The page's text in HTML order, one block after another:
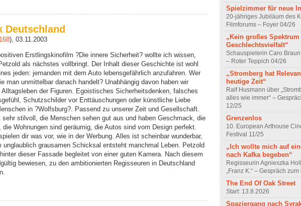
Deutschland
168), 03.11.2003
Erstlingskinofilm ?Die innere Sicherheit? wollte ich wissen,
als nächstes vollbringt. Der Inhalt dieser Geschichte ist wohl
jeden: jemanden mit dem Auto lebensgefährlich anzufahren. Wer
man unmittelbar danach handelt? Unabhängig davon haben wir
der Figuren. Egoistisches Sicherheitsdenken, falsches
Schutzschilder vor Enttäuschungen oder künstliche Liebe
in ?Wolfsburg?. Passend zu unserer Zeit und Gesellschaft.
sehr stilvoll, die Menschen sehen gut aus und haben Geschmack, die
die Wohnungen sind geräumig, die Autos sind vom Design perfekt.
dir was vor, wie in der Werbung. Alles ist scheinbar wunderbar,
unglaublich grausamen Schicksal entsteht manchmal Leben. Petzold
dieser Fassade begleitet von einer guten Kamera. Nach diesem
bewiesen, zu den ambitionierten Regisseuren in Deutschland
Spielzimmer für neue
20-jähriges Jubiläum des
Filmforums – Foyer 04/26
„Kein großes Spektrum
Geschlechtsvielfalt“
Schauspielerin Caro Braun
– Roter Teppich 04/26
„Stromberg hat
heutige Zeit“
Ralf Husmann über
alles wie immer“ –
12/25
Grenzenlos
10. European Arthouse
Festival 11/25
„Ich wollte mich auf
nach Kafka begeben“
Regisseurin Agnieszka
„Franz K.“ – Gespräch
The End Of Oak Street
Start: 13.8.2026
Spaziergang nach